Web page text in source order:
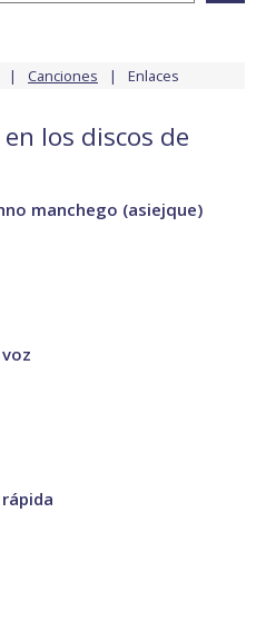
Canciones Enlaces
los discos de
manchego (asiejque)